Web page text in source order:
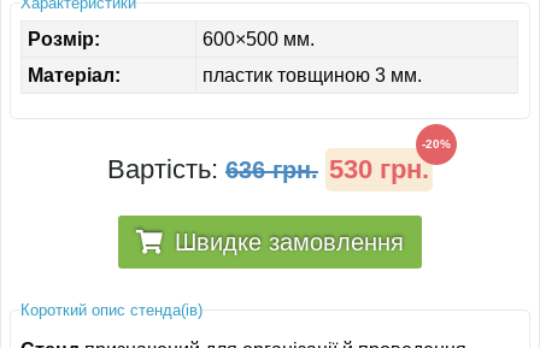
Розмір:
600×500 мм.
Матеріал:
пластик товщиною 3 мм.
Вартість: 636 грн. 530 грн.
-20%
Швидке замовлення
Короткий опис стенда(ів)